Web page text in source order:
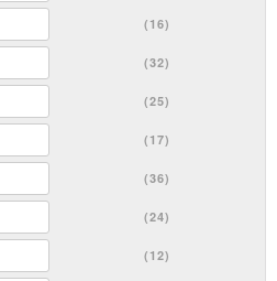
(16)
(32)
(25)
(17)
(36)
(24)
(12)